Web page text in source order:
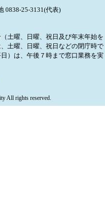
0838-25-3131(代表)
土曜、日曜、祝日及び年末年始を
土曜、日曜、祝日などの閉庁時で
）は、午後７時まで窓口業務を実
All rights reserved.